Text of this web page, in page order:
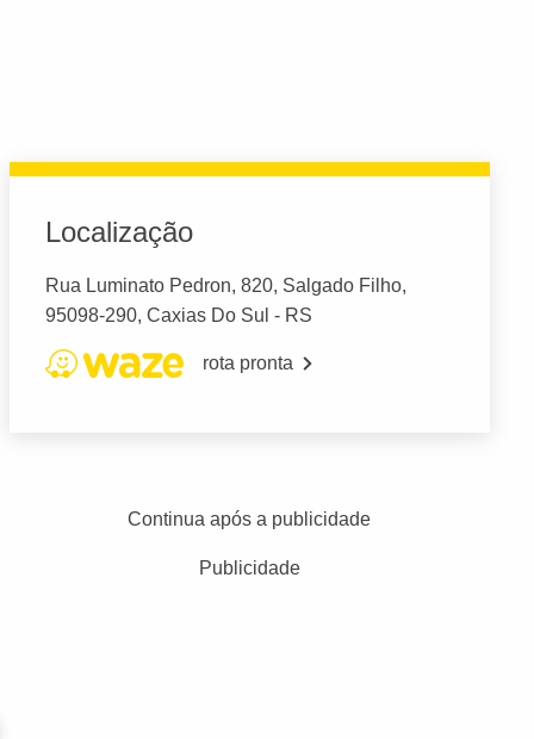
Localização
Rua Luminato Pedron, 820, Salgado Filho,
95098-290, Caxias Do Sul - RS
rota pronta
Continua após a publicidade
Publicidade